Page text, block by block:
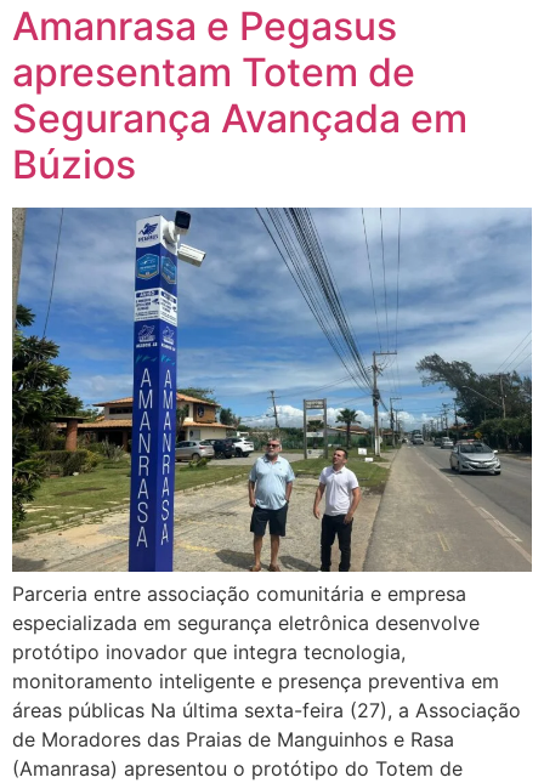
Amanrasa e Pegasus
apresentam Totem de
Segurança Avançada em
Búzios
Parceria entre associação comunitária e empresa
especializada em segurança eletrônica desenvolve
protótipo inovador que integra tecnologia,
monitoramento inteligente e presença preventiva em
áreas públicas Na última sexta-feira (27), a Associação
de Moradores das Praias de Manguinhos e Rasa
(Amanrasa) apresentou o protótipo do Totem de